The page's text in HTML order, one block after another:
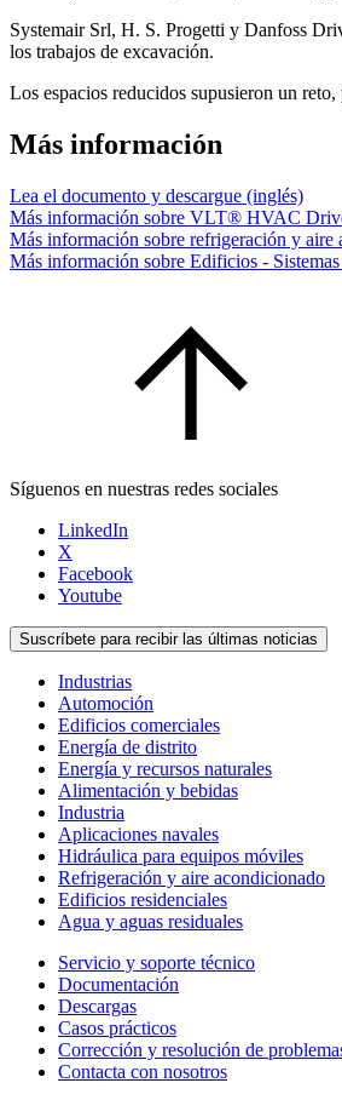
Systemair Srl, H. S. Progetti y Danfoss
los trabajos de excavación.
Los espacios reducidos supusieron un
Más información
Lea el documento y descargue (inglés)
Más información sobre VLT® HVAC
Más información sobre refrigeración y aire
Más información sobre Edificios -
Síguenos en nuestras redes sociales
LinkedIn
X
Facebook
Youtube
Suscríbete para recibir las últimas noticias
Industrias
Automoción
Edificios comerciales
Energía de distrito
Energía y recursos naturales
Alimentación y bebidas
Industria
Aplicaciones navales
Hidráulica para equipos móviles
Refrigeración y aire acondicionado
Edificios residenciales
Agua y aguas residuales
Servicio y soporte técnico
Documentación
Descargas
Casos prácticos
Corrección y resolución de
Contacta con nosotros